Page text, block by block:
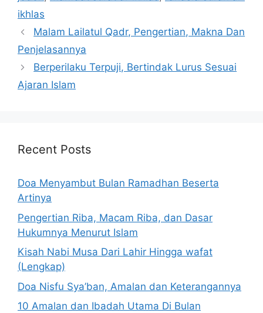
ikhlas
Malam Lailatul Qadr, Pengertian, Makna Dan
Penjelasannya
Berperilaku Terpuji, Bertindak Lurus Sesuai
Ajaran Islam
Recent Posts
Doa Menyambut Bulan Ramadhan Beserta
Artinya
Pengertian Riba, Macam Riba, dan Dasar
Hukumnya Menurut Islam
Kisah Nabi Musa Dari Lahir Hingga wafat
(Lengkap)
Doa Nisfu Sya’ban, Amalan dan Keterangannya
10 Amalan dan Ibadah Utama Di Bulan